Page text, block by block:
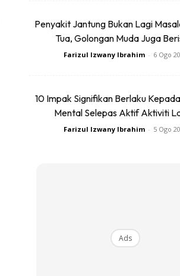
Penyakit Jantung Bukan Lagi
Tua, Golongan Muda Juga
Farizul Izwany Ibrahim - 6 Ogo
10 Impak Signifikan Berlaku
Mental Selepas Aktif Aktiviti
Farizul Izwany Ibrahim - 5 Ogo
Ads